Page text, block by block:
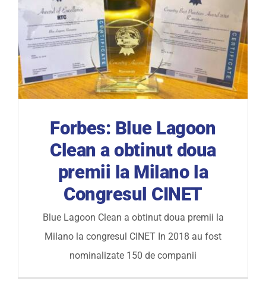
Forbes: Blue Lagoon
Clean a obtinut doua
premii la Milano la
Congresul CINET
Blue Lagoon Clean a obtinut doua premii la
Milano la congresul CINET In 2018 au fost
nominalizate 150 de companii